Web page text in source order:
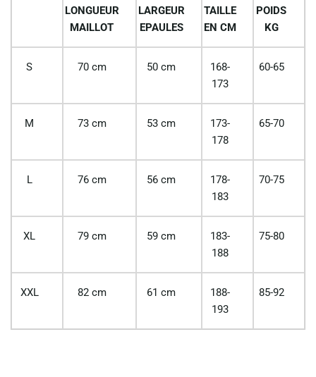
LONGUEUR
MAILLOT
LARGEUR
EPAULES
TAILLE
EN CM
POIDS
KG
S 70 cm 50 cm
168-
173
60-65
M 73 cm 53 cm
173-
178
65-70
L 76 cm 56 cm
178-
183
70-75
XL 79 cm 59 cm
183-
188
75-80
XXL 82 cm 61 cm
188-
193
85-92